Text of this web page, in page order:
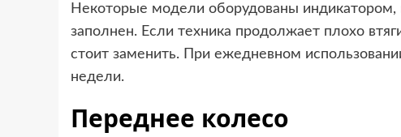
Некоторые модели оборудованы индикатором,
заполнен. Если техника продолжает плохо
стоит заменить. При ежедневном
недели.
Переднее колесо